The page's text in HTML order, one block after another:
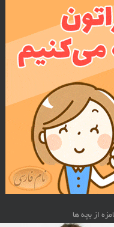
از بچه ها